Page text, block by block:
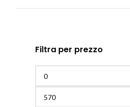
Filtra per prezzo